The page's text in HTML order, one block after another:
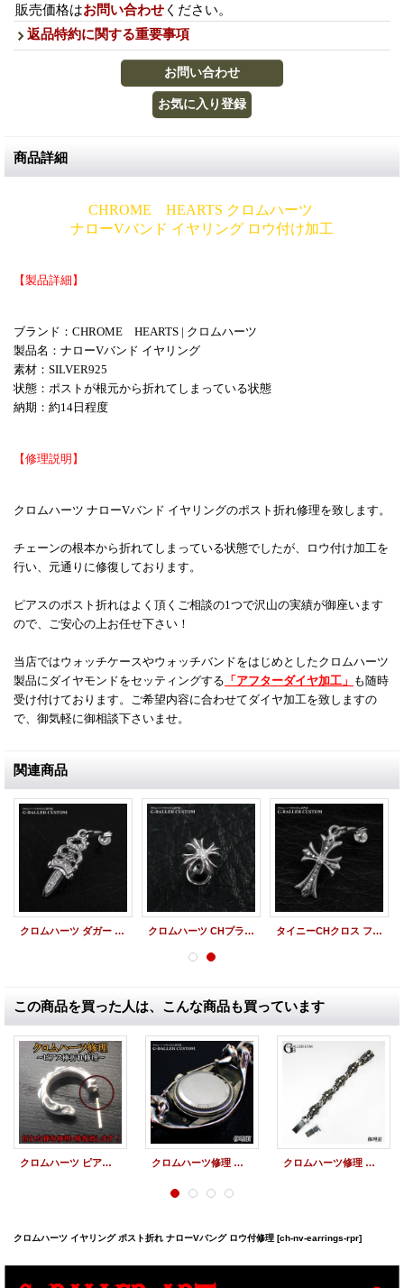
販売価格はお問い合わせ ください。
返品特約に関する重要事項
商品詳細
CHROME HEARTS クロムハーツ
ナローVバンド イヤリング ロウ付け加工
【製品詳細】
ブランド：CHROME HEARTS | クロムハーツ
製品名：ナローVバンド イヤリング
素材：SILVER925
状態：ポストが根元から折れてしまっている状態
納期：約14日程度
【修理説明】
クロムハーツ ナローVバンド イヤリングのポスト折れ修理を致します。
チェーンの根本から折れてしまっている状態でしたが、ロウ付け加工を
行い、 元通りに修復しております。
ピアスのポスト折れはよく頂くご相談の1つで沢山の実績が御座います
ので、ご安心の上お任せ下さい！
当店ではウォッチケースやウォッチバンドをはじめとしたクロムハーツ
製品にダイヤモンドをセッティングする 「アフターダイヤ加工」 も随時
受け付けております。ご希望内容に合わせてダイヤ加工を致しますの
で、御気軽に御相談下さいませ。
関連商品
クロムハーツ ダガー フープ ピアス アフターダイヤ クロムハーツ CHプラス ピアス アフターダイヤ タイニーCHクロス フープイヤリング カスタム
この商品を買った人は、こんな商品も買っています
クロムハーツ ピアス ポスト折れ ロウ付加工 クロムハーツ修理 ロレックス ウォッチケース 棒折れ ロウ付加工 クロムハーツ修理 ロウ付加工 キーパーブレスレット 5リンク 留具修理
クロムハーツ イヤリング ポスト折れ ナローVバング ロウ付修理 [ch-nv-earrings-rpr]